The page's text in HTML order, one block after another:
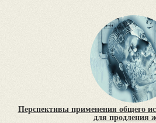
Перспективы применения общего
для продления